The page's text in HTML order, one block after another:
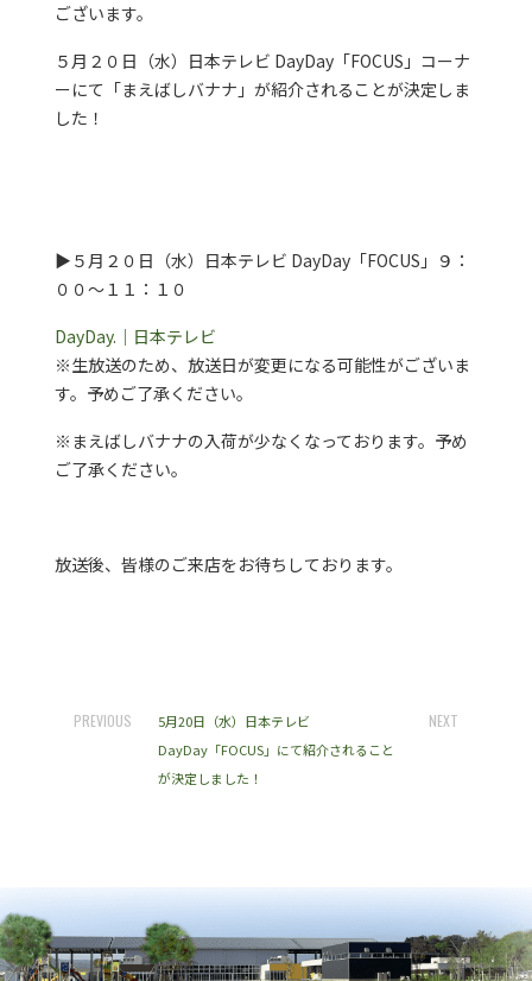
ございます。
５月２０日（水）日本テレビ DayDay「FOCUS」コーナ
ーにて「まえばしバナナ」が紹介されることが決定しま
した！
▶５月２０日（水）日本テレビ DayDay「FOCUS」９：
００～１１：１０
DayDay.｜日本テレビ
※生放送のため、放送日が変更になる可能性がございま
す。予めご了承ください。
※まえばしバナナの入荷が少なくなっております。予め
ご了承ください。
放送後、皆様のご来店をお待ちしております。
PREVIOUS
5月20日（水）日本テレビ
DayDay「FOCUS」にて紹介されること
が決定しました！
NEXT